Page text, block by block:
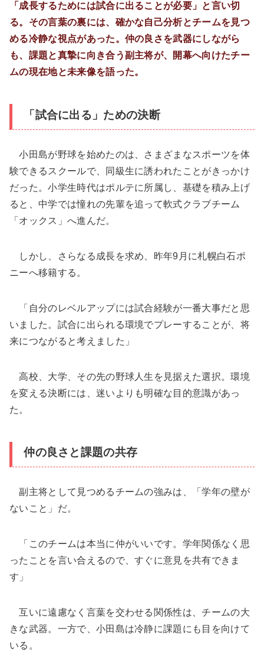
「成長するためには試合に出ることが必要」と言い切
る。その言葉の裏には、確かな自己分析とチームを見つ
める冷静な視点があった。仲の良さを武器にしながら
も、課題と真摯に向き合う副主将が、開幕へ向けたチー
ムの現在地と未来像を語った。
「試合に出る」ための決断
小田島が野球を始めたのは、さまざまなスポーツを体
験できるスクールで、同級生に誘われたことがきっかけ
だった。小学生時代はポルテに所属し、基礎を積み上げ
ると、中学では憧れの先輩を追って軟式クラブチーム
「オックス」へ進んだ。
しかし、さらなる成長を求め、昨年9月に札幌白石ポ
ニーへ移籍する。
「自分のレベルアップには試合経験が一番大事だと思
いました。試合に出られる環境でプレーすることが、将
来につながると考えました」
高校、大学、その先の野球人生を見据えた選択。環境
を変える決断には、迷いよりも明確な目的意識があっ
た。
仲の良さと課題の共存
副主将として見つめるチームの強みは、「学年の壁が
ないこと」だ。
「このチームは本当に仲がいいです。学年関係なく思
ったことを言い合えるので、すぐに意見を共有できま
す」
互いに遠慮なく言葉を交わせる関係性は、チームの大
きな武器。一方で、小田島は冷静に課題にも目を向けて
いる。